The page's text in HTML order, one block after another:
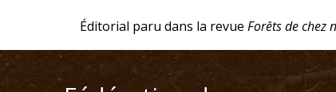
Éditorial paru dans la revue Forêts de chez